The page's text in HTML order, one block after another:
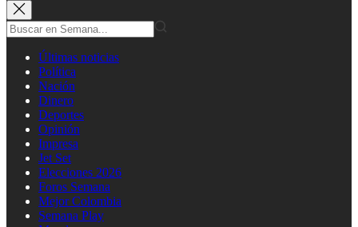
Últimas noticias
Política
Nación
Dinero
Deportes
Opinión
Impresa
Jet Set
Elecciones 2026
Foros Semana
Mejor Colombia
Semana Play